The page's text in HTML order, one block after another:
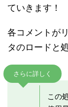
ていきます！
各コメントが
タのロードと
さらに詳しく
この